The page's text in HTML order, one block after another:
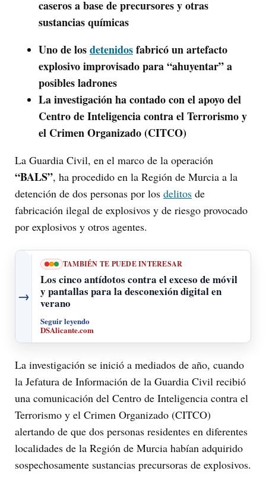
caseros a base de precursores y otras
sustancias químicas
Uno de losdetenidosfabricó un artefacto
explosivo improvisado para “ahuyentar” a
posibles ladrones
La investigación ha contado con el apoyo del
Centro de Inteligencia contra el Terrorismo y
el Crimen Organizado (CITCO)
La Guardia Civil, en el marco de la operación
“BALS”, ha procedido en la Región de Murcia a la
detención de dos personas por los delitos de
fabricación ilegal de explosivos y de riesgo provocado
por explosivos y otros agentes.
→
TAMBIÉN TE PUEDE INTERESAR
Los cinco antídotos contra el exceso de móvil
y pantallas para la desconexión digital en
verano
Seguir leyendo
DSAlicante.com
La investigación se inició a mediados de año, cuando
la Jefatura de Información de la Guardia Civil recibió
una comunicación del Centro de Inteligencia contra el
Terrorismo y el Crimen Organizado (CITCO)
alertando de que dos personas residentes en diferentes
localidades de la Región de Murcia habían adquirido
sospechosamente sustancias precursoras de explosivos.